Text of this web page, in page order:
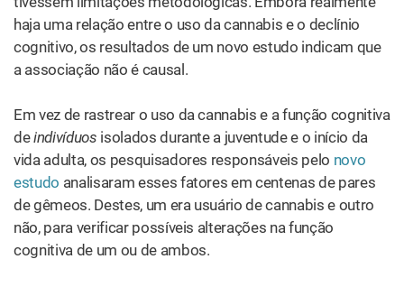
haja uma relação entre o uso da cannabis e o declínio
cognitivo, os resultados de um novo estudo indicam que
a associação não é causal.
Em vez de rastrear o uso da cannabis e a função cognitiva
deindivíduos isolados durante a juventude e o início da
vida adulta, os pesquisadores responsáveis pelo novo
estudo analisaram esses fatores em centenas de pares
de gêmeos. Destes, um era usuário de cannabis e outro
não, para verificar possíveis alterações na função
cognitiva de um ou de ambos.